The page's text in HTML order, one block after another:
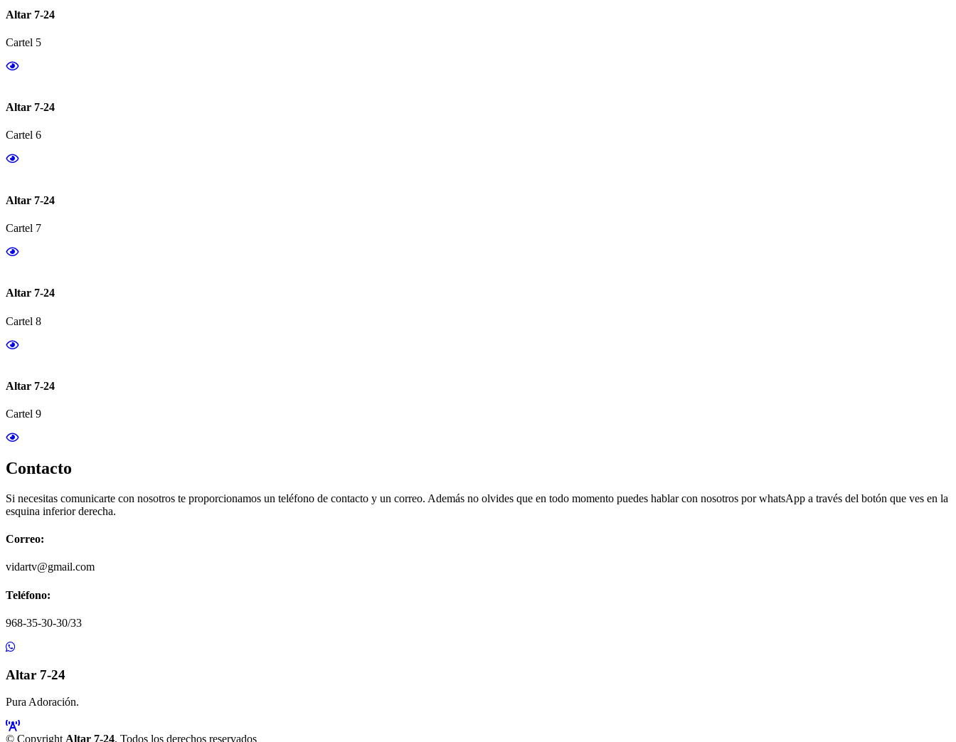
Altar 7-24
Cartel 5
Altar 7-24
Cartel 6
Altar 7-24
Cartel 7
Altar 7-24
Cartel 8
Altar 7-24
Cartel 9
Contacto
Si necesitas comunicarte con nosotros te proporcionamos un teléfono de contacto y un correo. Además no olvides que en todo momento puedes hablar con nosotros por whatsApp a través del botón que ves en la
esquina inferior derecha.
Correo:
vidartv@gmail.com
Teléfono:
968-35-30-30/33
Altar 7-24
Pura Adoración.
© Copyright Altar 7-24. Todos los derechos reservados